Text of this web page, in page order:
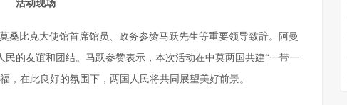
活动现场
桑比克大使馆首席馆员、政务参赞马跃先生等重要领导致辞。阿曼
的友谊和团结。马跃参赞表示，本次活动在中莫两国共建“一带一
，在此良好的氛围下，两国人民将共同展望美好前景。